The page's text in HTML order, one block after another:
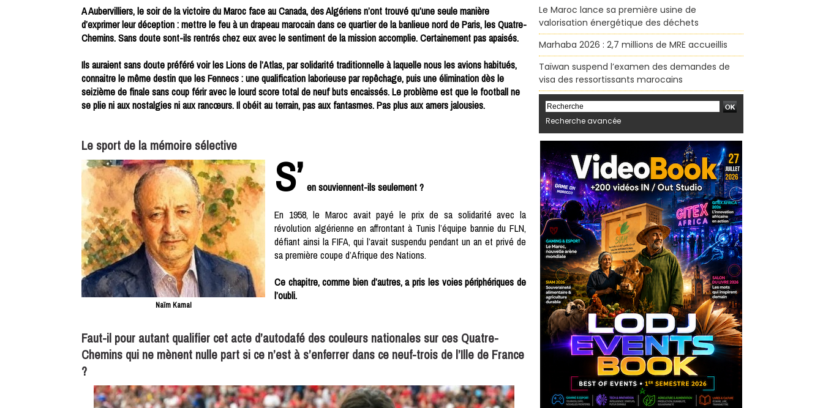
A Aubervilliers, le soir de la victoire du Maroc face au Canada, des Algériens n’ont trouvé qu’une seule manière
d’exprimer leur déception : mettre le feu à un drapeau marocain dans ce quartier de la banlieue nord de Paris, les Quatre-
Chemins. Sans doute sont-ils rentrés chez eux avec le sentiment de la mission accomplie. Certainement pas apaisés.
Ils auraient sans doute préféré voir les Lions de l’Atlas, par solidarité traditionnelle à laquelle nous les avions habitués,
connaitre le même destin que les Fennecs : une qualification laborieuse par repêchage, puis une élimination dès le
seizième de finale sans coup férir avec le lourd score total de neuf buts encaissés. Le problème est que le football ne
se plie ni aux nostalgies ni aux rancœurs. Il obéit au terrain, pas aux fantasmes. Pas plus aux amers jalousies.
Le sport de la mémoire sélective
Naïm Kamal
S’ en souviennent-ils seulement ?
En 1958, le Maroc avait payé le prix de sa solidarité avec la
révolution algérienne en affrontant à Tunis l’équipe bannie du FLN,
défiant ainsi la FIFA, qui l’avait suspendu pendant un an et privé de
sa première coupe d’Afrique des Nations.
Ce chapitre, comme bien d’autres, a pris les voies périphériques de
l’oubli.
Faut-il pour autant qualifier cet acte d’autodafé des couleurs nationales sur ces Quatre-
Chemins qui ne mènent nulle part si ce n’est à s’enferrer dans ce neuf-trois de l’Ille de France
?
Le Maroc lance sa première usine de
valorisation énergétique des déchets
Marhaba 2026 : 2,7 millions de MRE accueillis
Taïwan suspend l’examen des demandes de
visa des ressortissants marocains
Recherche avancée